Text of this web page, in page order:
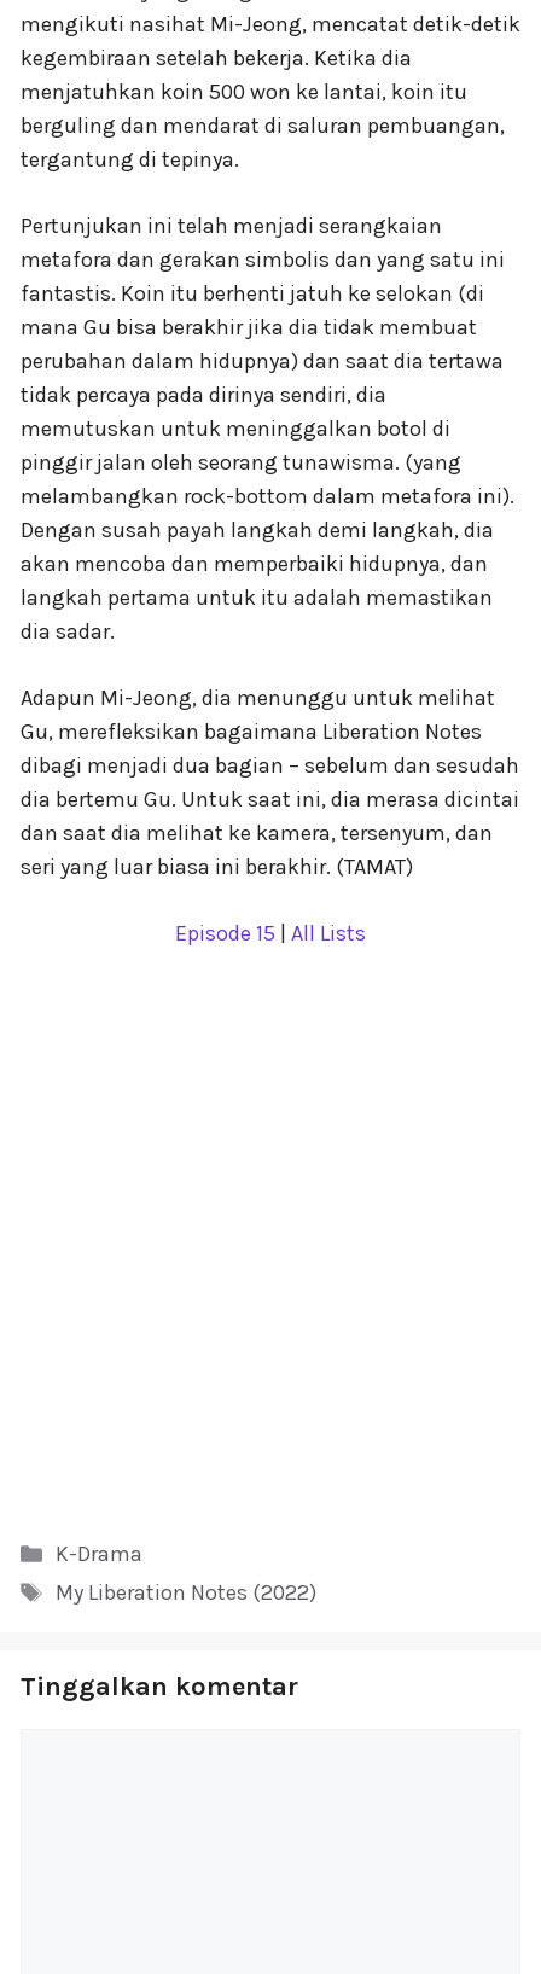
mengikuti nasihat Mi-Jeong, mencatat detik-detik
kegembiraan setelah bekerja. Ketika dia
menjatuhkan koin 500 won ke lantai, koin itu
berguling dan mendarat di saluran pembuangan,
tergantung di tepinya.
Pertunjukan ini telah menjadi serangkaian
metafora dan gerakan simbolis dan yang satu ini
fantastis. Koin itu berhenti jatuh ke selokan (di
mana Gu bisa berakhir jika dia tidak membuat
perubahan dalam hidupnya) dan saat dia tertawa
tidak percaya pada dirinya sendiri, dia
memutuskan untuk meninggalkan botol di
pinggir jalan oleh seorang tunawisma. (yang
melambangkan rock-bottom dalam metafora ini).
Dengan susah payah langkah demi langkah, dia
akan mencoba dan memperbaiki hidupnya, dan
langkah pertama untuk itu adalah memastikan
dia sadar.
Adapun Mi-Jeong, dia menunggu untuk melihat
Gu, merefleksikan bagaimana Liberation Notes
dibagi menjadi dua bagian – sebelum dan sesudah
dia bertemu Gu. Untuk saat ini, dia merasa dicintai
dan saat dia melihat ke kamera, tersenyum, dan
seri yang luar biasa ini berakhir. (TAMAT)
Episode 15 All Lists
Kategori
K-Drama
Tag
My Liberation Notes (2022)
Tinggalkan komentar